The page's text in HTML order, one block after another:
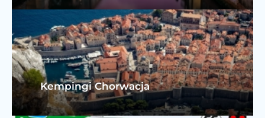
Kempingi Chorwacja